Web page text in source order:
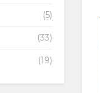
(5)
(33)
(19)